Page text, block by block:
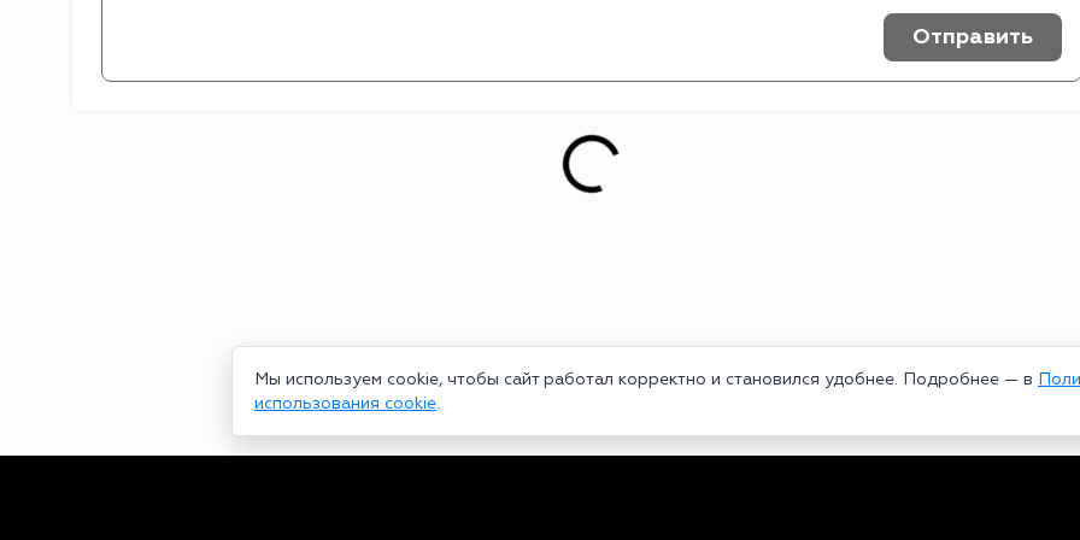
Мы используем cookie, чтобы сайт работал корректно и становился удобнее. Подробнее — в
использования cookie.
Отправить